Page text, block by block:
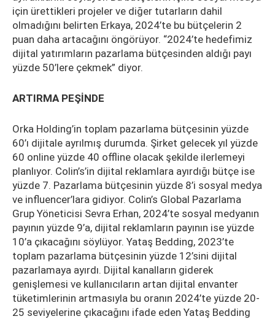
için ürettikleri projeler ve diğer tutarların dahil
olmadığını belirten Erkaya, 2024’te bu bütçelerin 2
puan daha artacağını öngörüyor. “2024’te hedefimiz
dijital yatırımların pazarlama bütçesinden aldığı payı
yüzde 50’lere çekmek” diyor.
ARTIRMA PEŞİNDE
Orka Holding’in toplam pazarlama bütçesinin yüzde
60’ı dijitale ayrılmış durumda. Şirket gelecek yıl yüzde
60 online yüzde 40 offline olacak şekilde ilerlemeyi
planlıyor. Colin’s’in dijital reklamlara ayırdığı bütçe ise
yüzde 7. Pazarlama bütçesinin yüzde 8’i sosyal medya
ve influencer’lara gidiyor. Colin’s Global Pazarlama
Grup Yöneticisi Sevra Erhan, 2024’te sosyal medyanın
payının yüzde 9’a, dijital reklamların payının ise yüzde
10’a çıkacağını söylüyor. Yataş Bedding, 2023’te
toplam pazarlama bütçesinin yüzde 12’sini dijital
pazarlamaya ayırdı. Dijital kanalların giderek
genişlemesi ve kullanıcıların artan dijital envanter
tüketimlerinin artmasıyla bu oranın 2024’te yüzde 20-
25 seviyelerine çıkacağını ifade eden Yataş Bedding